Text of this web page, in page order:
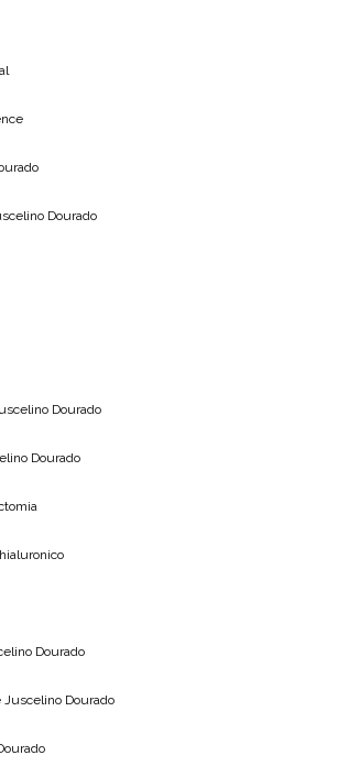
Dourado
Dourado
Dourado
Dourado
Juscelino Dourado